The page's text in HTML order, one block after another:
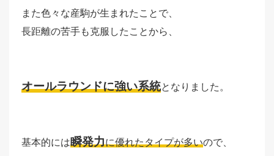
また色々な産駒が生まれたことで、
長距離の苦手も克服したことから、
オールラウンドに強い系統となりました。
基本的には瞬発力に優れたタイプが多いので、